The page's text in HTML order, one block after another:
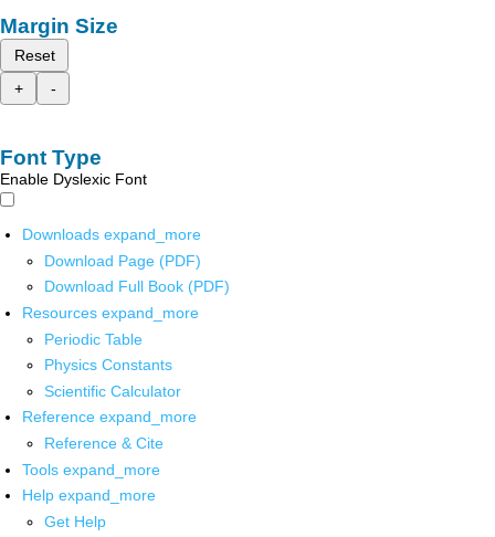
Margin Size
Reset
+
-
Font Type
Enable Dyslexic Font
Downloads expand_more
Download Page (PDF)
Download Full Book (PDF)
Resources expand_more
Periodic Table
Physics Constants
Scientific Calculator
Reference expand_more
Reference & Cite
Tools expand_more
Help expand_more
Get Help